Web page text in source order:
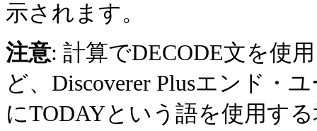
示されます。
注意: 計算でDECODE文を使
ど、Discoverer Plusエンド・
にTODAYという語を使用す